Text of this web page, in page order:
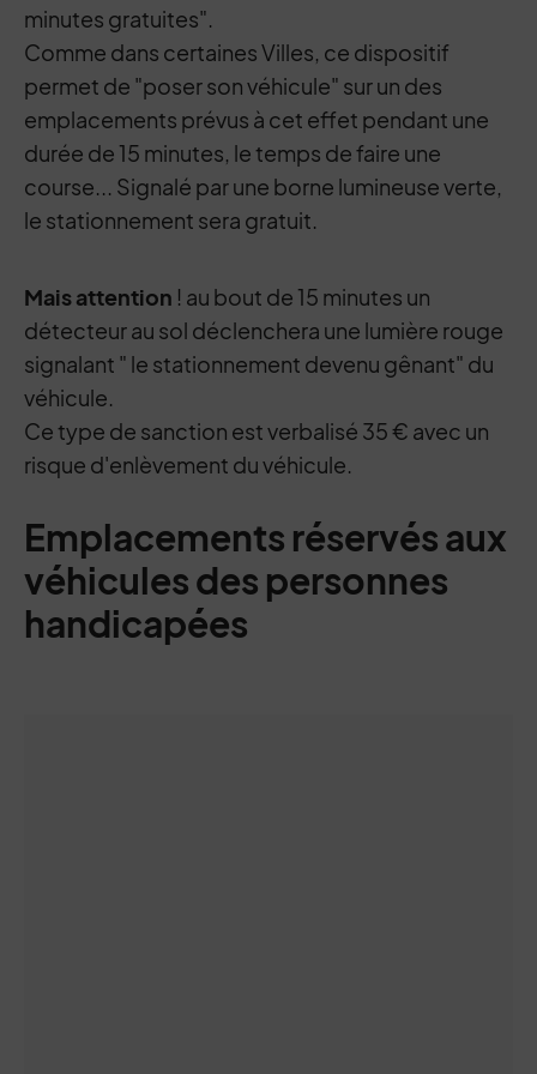
minutes gratuites".
Comme dans certaines Villes, ce dispositif
permet de "poser son véhicule" sur un des
emplacements prévus à cet effet pendant une
durée de 15 minutes, le temps de faire une
course... Signalé par une borne lumineuse verte,
le stationnement sera gratuit.
Mais attention ! au bout de 15 minutes un
détecteur au sol déclenchera une lumière rouge
signalant " le stationnement devenu gênant" du
véhicule.
Ce type de sanction est verbalisé 35 € avec un
risque d'enlèvement du véhicule.
Emplacements réservés aux
véhicules des personnes
handicapées